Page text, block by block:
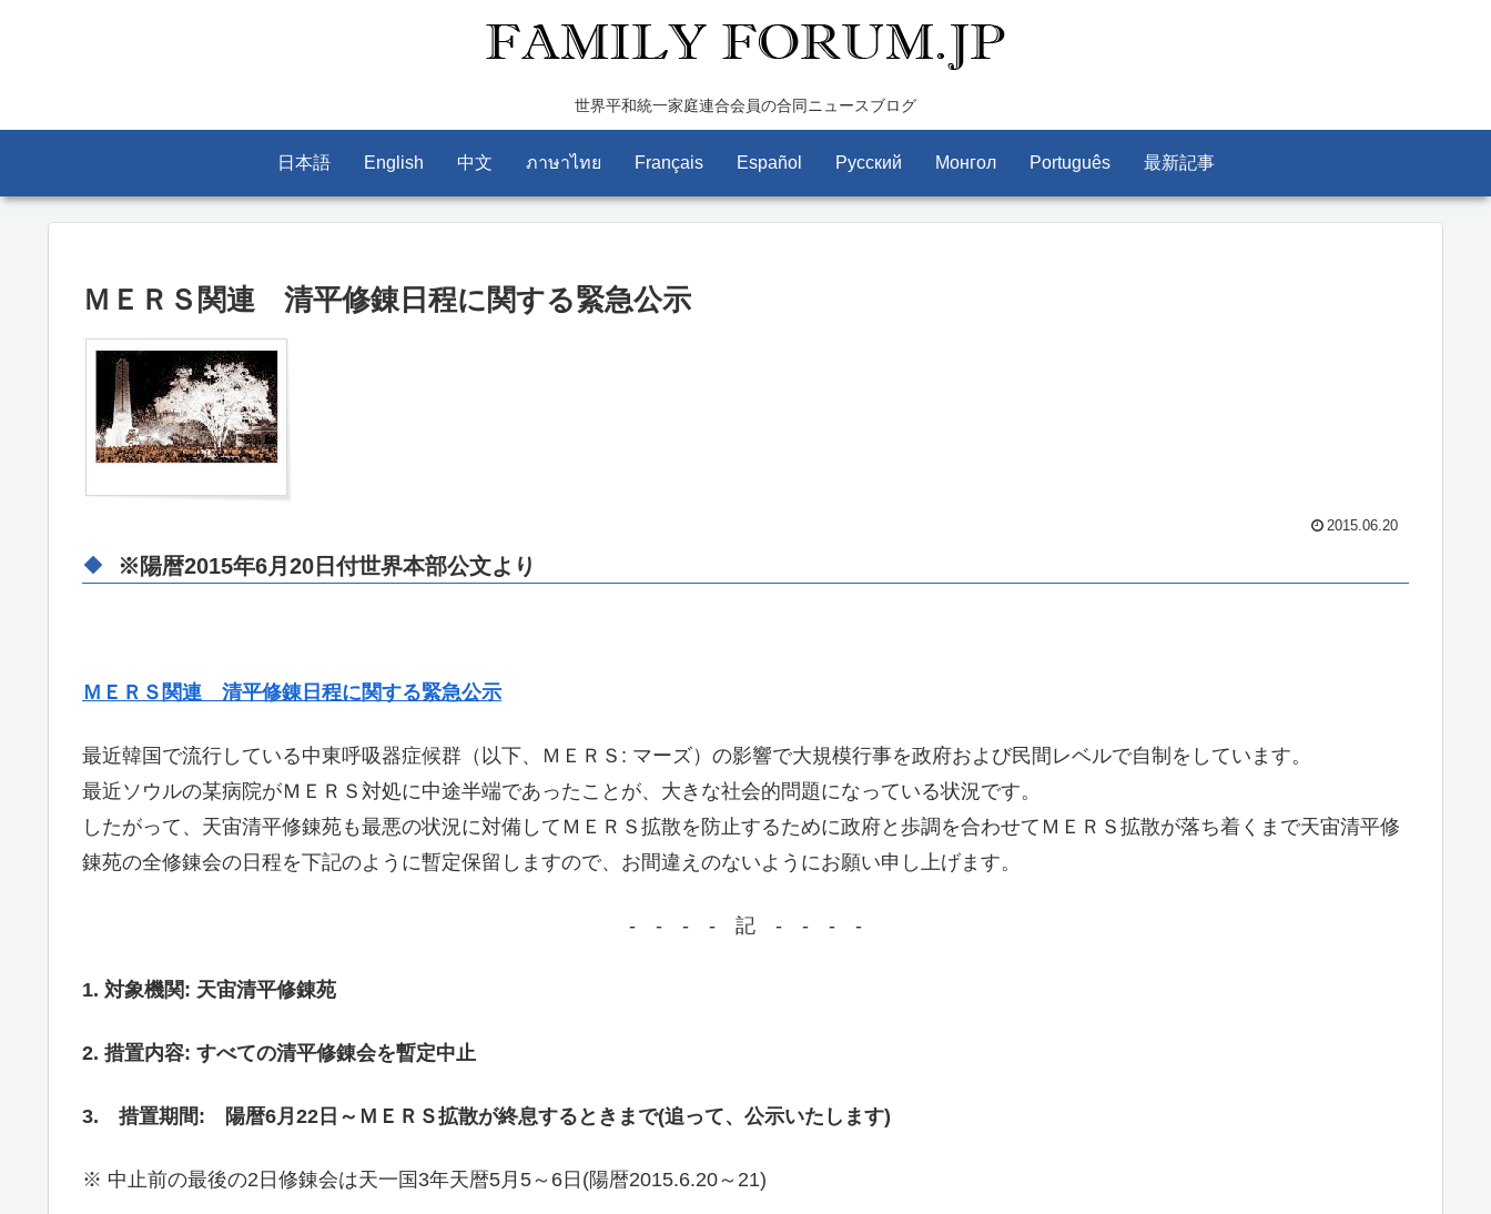
世界平和統一家庭連合会員の合同ニュースブログ
日本語 English 中文 ภาษาไทย Français Español Pусский Монгол Português 最新記事
ＭＥＲＳ関連 清平修錬日程に関する緊急公示
2015.06.20
※陽暦2015年6月20日付世界本部公文より
ＭＥＲＳ関連 清平修錬日程に関する緊急公示
最近韓国で流行している中東呼吸器症候群（以下、ＭＥＲＳ: マーズ）の影響で大規模行事を政府および民間レベルで自制をしています。
最近ソウルの某病院がＭＥＲＳ対処に中途半端であったことが、大きな社会的問題になっている状況です。
したがって、天宙清平修錬苑も最悪の状況に対備してＭＥＲＳ拡散を防止するために政府と歩調を合わせてＭＥＲＳ拡散が落ち着くまで天宙清平修
錬苑の全修錬会の日程を下記のように暫定保留しますので、お間違えのないようにお願い申し上げます。
- - - - 記 - - - -
1. 対象機関: 天宙清平修錬苑
2. 措置内容: すべての清平修錬会を暫定中止
3. 措置期間: 陽暦6月22日～ＭＥＲＳ拡散が終息するときまで(追って、公示いたします)
※ 中止前の最後の2日修錬会は天一国3年天暦5月5～6日(陽暦2015.6.20～21)